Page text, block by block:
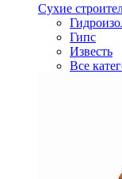
Сухие
Гипс
Известь
Все